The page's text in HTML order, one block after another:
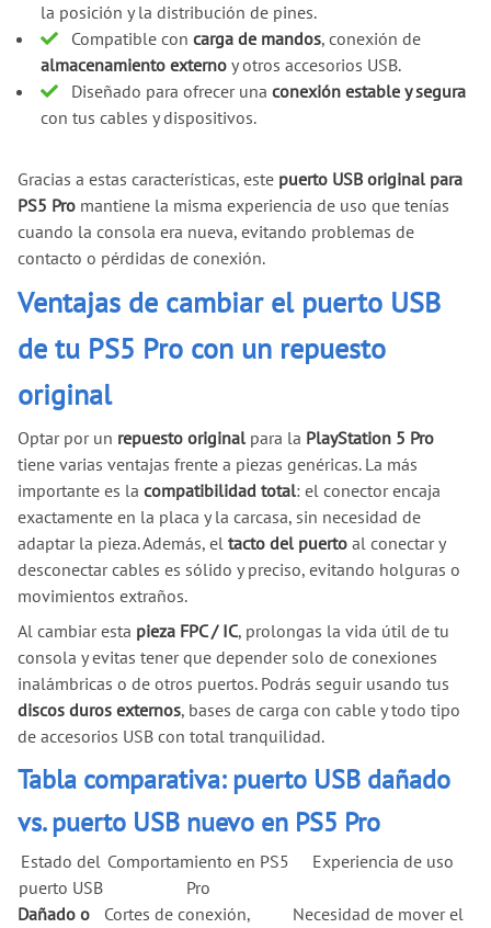
la posición y la distribución de pines.
Compatible con carga de mandos, conexión de
almacenamiento externoy otros accesorios USB.
Diseñado para ofrecer una conexión estable y segura
con tus cables y dispositivos.
Gracias a estas características, este puerto USB original para
PS5 Pro mantiene la misma experiencia de uso que tenías
cuando la consola era nueva, evitando problemas de
contacto o pérdidas de conexión.
Ventajas de cambiar el puerto USB
de tu PS5 Pro con un repuesto
original
Optar por un repuesto original para la PlayStation 5 Pro
tiene varias ventajas frente a piezas genéricas. La más
importante es la compatibilidad total: el conector encaja
exactamente en la placa y la carcasa, sin necesidad de
adaptar la pieza. Además, el tacto del puerto al conectar y
desconectar cables es sólido y preciso, evitando holguras o
movimientos extraños.
Al cambiar esta pieza FPC / IC, prolongas la vida útil de tu
consola y evitas tener que depender solo de conexiones
inalámbricas o de otros puertos. Podrás seguir usando tus
discos duros externos, bases de carga con cable y todo tipo
de accesorios USB con total tranquilidad.
Tabla comparativa: puerto USB dañado
vs. puerto USB nuevo en PS5 Pro
Estado del
puerto USB
Comportamiento en PS5
Pro
Experiencia de uso
Dañado o
Cortes de conexión,
Necesidad de mover el